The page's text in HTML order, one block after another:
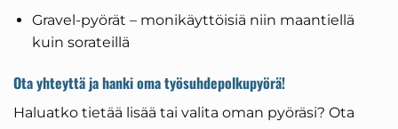
Gravel-pyörät – monikäyttöisiä niin maantiellä
kuin sorateillä
Ota yhteyttä ja hanki oma työsuhdepolkupyörä!
Haluatko tietää lisää tai valita oman pyöräsi? Ota